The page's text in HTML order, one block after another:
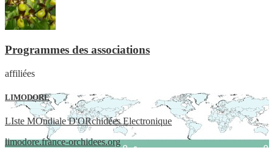
Programmes des associations
affiliées
LIMODORE
LIste MOndiale D'ORchidées Electronique
limodore.france-orchidees.org